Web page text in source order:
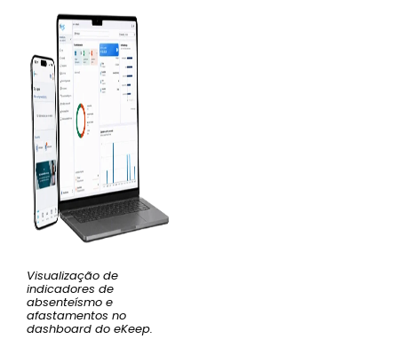
Visualização de
indicadores de
absenteísmo e
afastamentos no
dashboard do eKeep.